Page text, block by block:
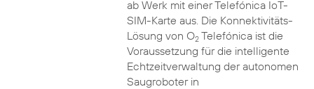
ab Werk mit einer Telefónica IoT-
SIM-Karte aus. Die Konnektivitäts-
Lösung von O2Telefónica ist die
Voraussetzung für die intelligente
Echtzeitverwaltung der autonomen
Saugroboter in